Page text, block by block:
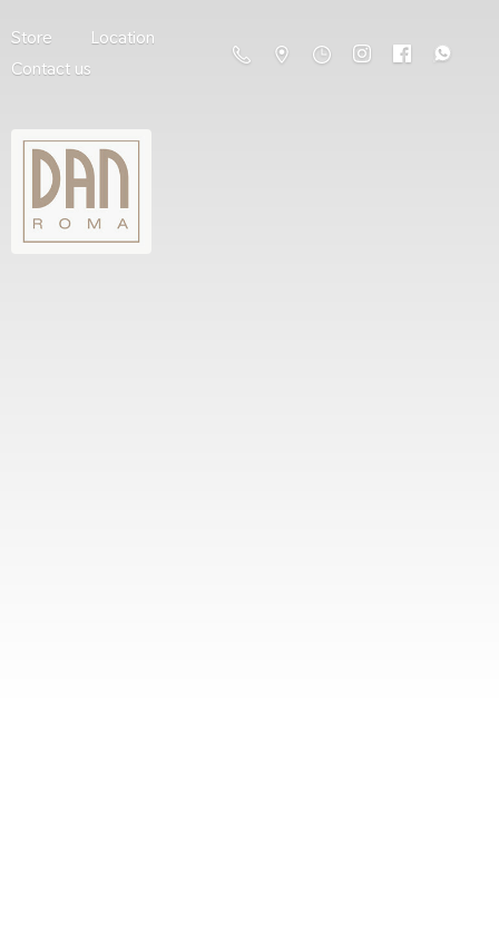
Store
Location
Contact us